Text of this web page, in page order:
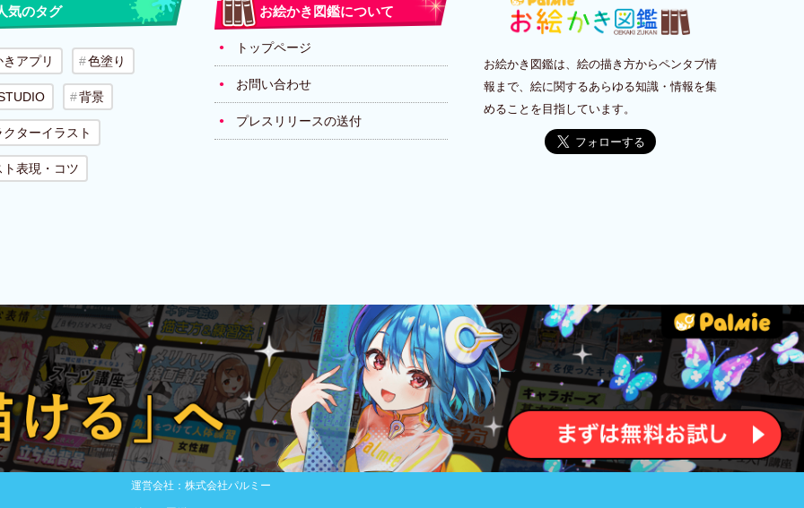
気のタグ
アプリ 色塗り
背景
ターイラスト
ト表現・コツ
お絵かき図鑑について
トップページ
お問い合わせ
プレスリリースの送付
お絵かき図鑑は、絵の描き方からペンタブ情
報まで、絵に関するあらゆる知識・情報を集
めることを目指しています。
運営会社：株式会社パルミー